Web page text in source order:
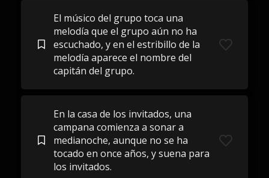
El músico del grupo toca una
melodía que el grupo aún no ha
escuchado, y en el estribillo de la
melodía aparece el nombre del
capitán del grupo.
En la casa de los invitados, una
campana comienza a sonar a
medianoche, aunque no se ha
tocado en once años, y suena para
los invitados.